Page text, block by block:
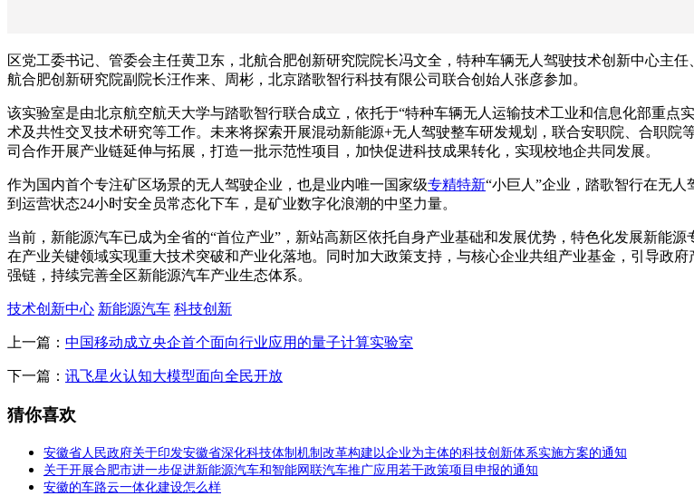
区党工委书记、管委会主任黄卫东，北航合肥创新研究院院长冯文全，特种车辆无人驾驶技术创新中心主
航合肥创新研究院副院长汪作来、周彬，北京踏歌智行科技有限公司联合创始人张彦参加。
该实验室是由北京航空航天大学与踏歌智行联合成立，依托于“特种车辆无人运输技术工业和信息化部重
术及共性交叉技术研究等工作。未来将探索开展混动新能源+无人驾驶整车研发规划，联合安职院、合职
司合作开展产业链延伸与拓展，打造一批示范性项目，加快促进科技成果转化，实现校地企共同发展。
作为国内首个专注矿区场景的无人驾驶企业，也是业内唯一国家级专精特新“小巨人”企业，踏歌智行在无
到运营状态24小时安全员常态化下车，是矿业数字化浪潮的中坚力量。
当前，新能源汽车已成为全省的“首位产业”，新站高新区依托自身产业基础和发展优势，特色化发展新能
在产业关键领域实现重大技术突破和产业化落地。同时加大政策支持，与核心企业共组产业基金，引导政
强链，持续完善全区新能源汽车产业生态体系。
技术创新中心 新能源汽车 科技创新
上一篇： 中国移动成立央企首个面向行业应用的量子计算实验室
下一篇： 讯飞星火认知大模型面向全民开放
猜你喜欢
安徽省人民政府关于印发安徽省深化科技体制机制改革构建以企业为主体的科技创新体系实施方案的通知
关于开展合肥市进一步促进新能源汽车和智能网联汽车推广应用若干政策项目申报的通知
安徽的车路云一体化建设怎么样